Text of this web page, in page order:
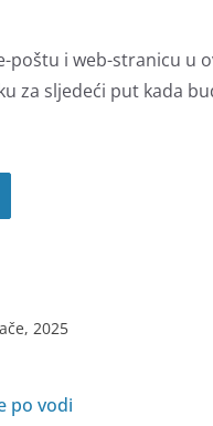
poštu i web-stranicu u
za sljedeći put kada
2025
po vodi